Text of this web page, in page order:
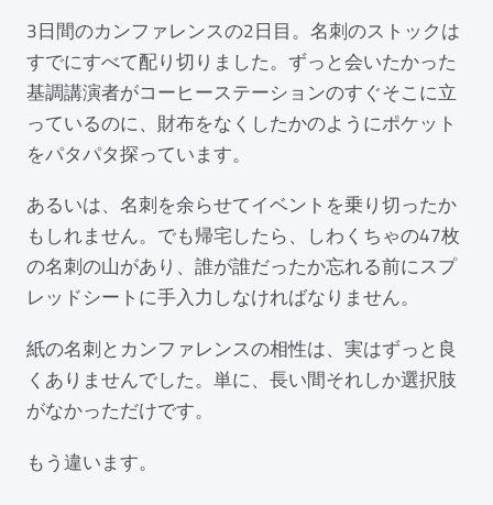
3日間のカンファレンスの2日目。名刺のストックは
すでにすべて配り切りました。ずっと会いたかった
基調講演者がコーヒーステーションのすぐそこに立
っているのに、財布をなくしたかのようにポケット
をパタパタ探っています。
あるいは、名刺を余らせてイベントを乗り切ったか
もしれません。でも帰宅したら、しわくちゃの47枚
の名刺の山があり、誰が誰だったか忘れる前にスプ
レッドシートに手入力しなければなりません。
紙の名刺とカンファレンスの相性は、実はずっと良
くありませんでした。単に、長い間それしか選択肢
がなかっただけです。
もう違います。